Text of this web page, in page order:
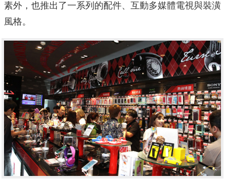
素外，也推出了一系列的配件、互動多媒體電視與裝潢
風格。